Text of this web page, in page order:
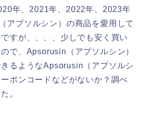
年、2021年、2022年、2023年
アプソルシン）の商品を愛用して
すが、、、、少しでも安く買い
で、Apsorusin（アプソルシン）
るようなApsorusin（アプソルシ
ポンコードなどがないか？調べ
。